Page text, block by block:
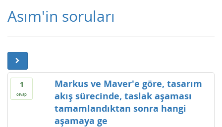
Asım'in soruları
1
cevap
Markus ve Maver'e göre, tasarım
akış sürecinde, taslak aşaması
tamamlandıktan sonra hangi
aşamaya ge